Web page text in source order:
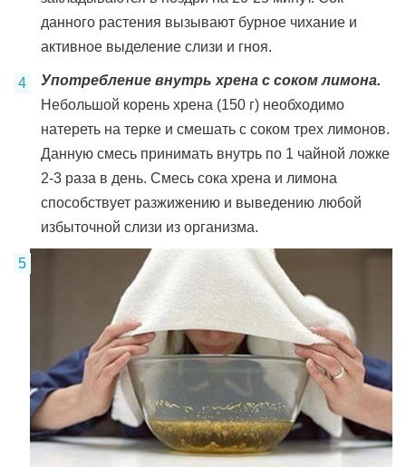
данного растения вызывают бурное чихание и
активное выделение слизи и гноя.
Употребление внутрь хрена с соком лимона.
Небольшой корень хрена (150 г) необходимо
натереть на терке и смешать с соком трех лимонов.
Данную смесь принимать внутрь по 1 чайной ложке
2-3 раза в день. Смесь сока хрена и лимона
способствует разжижению и выведению любой
избыточной слизи из организма.